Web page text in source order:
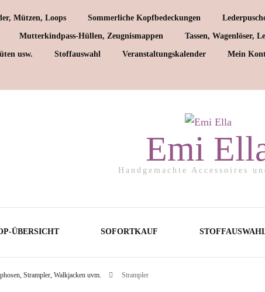
Mützen, Loops Sommerliche Kopfbedeckungen
Mutterkindpass-Hüllen, Zeugnismappen Tassen, Wagenlöser,
usw. Stoffauswahl
Jersey für
Jersey für
Jersey für
Veranstaltungskalender Mein
Emi
Handgemachte Accessoires
ÜBERSICHT SOFORTKAUF
Strampler, Walkjacken uvm. Strampler